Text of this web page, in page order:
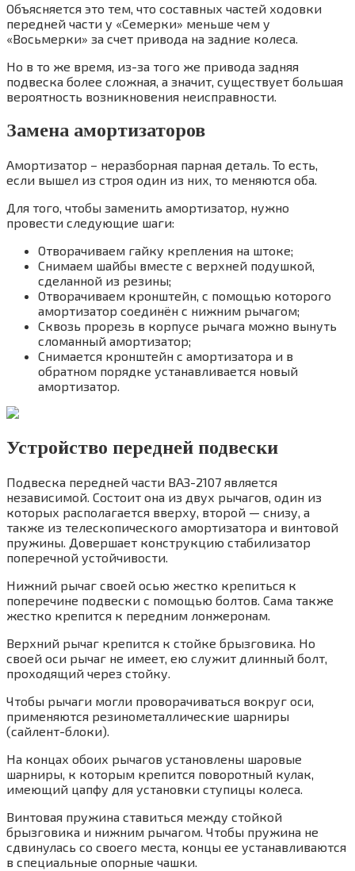
Объясняется это тем, что составных частей ходовки
передней части у «Семерки» меньше чем у
«Восьмерки» за счет привода на задние колеса.
Но в то же время, из-за того же привода задняя
подвеска более сложная, а значит, существует большая
вероятность возникновения неисправности.
Замена амортизаторов
Амортизатор – неразборная парная деталь. То есть,
если вышел из строя один из них, то меняются оба.
Для того, чтобы заменить амортизатор, нужно
провести следующие шаги:
Отворачиваем гайку крепления на штоке;
Снимаем шайбы вместе с верхней подушкой,
сделанной из резины;
Отворачиваем кронштейн, с помощью которого
амортизатор соединён с нижним рычагом;
Сквозь прорезь в корпусе рычага можно вынуть
сломанный амортизатор;
Снимается кронштейн с амортизатора и в
обратном порядке устанавливается новый
амортизатор.
Устройство передней подвески
Подвеска передней части ВАЗ-2107 является
независимой. Состоит она из двух рычагов, один из
которых располагается вверху, второй — снизу, а
также из телескопического амортизатора и винтовой
пружины. Довершает конструкцию стабилизатор
поперечной устойчивости.
Нижний рычаг своей осью жестко крепиться к
поперечине подвески с помощью болтов. Сама также
жестко крепится к передним лонжеронам.
Верхний рычаг крепится к стойке брызговика. Но
своей оси рычаг не имеет, ею служит длинный болт,
проходящий через стойку.
Чтобы рычаги могли проворачиваться вокруг оси,
применяются резинометаллические шарниры
(сайлент-блоки).
На концах обоих рычагов установлены шаровые
шарниры, к которым крепится поворотный кулак,
имеющий цапфу для установки ступицы колеса.
Винтовая пружина ставиться между стойкой
брызговика и нижним рычагом. Чтобы пружина не
сдвинулась со своего места, концы ее устанавливаются
в специальные опорные чашки.